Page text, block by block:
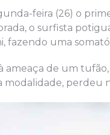
feira (26) o
o surfista
fazendo uma
ameaça de um
modalidade,